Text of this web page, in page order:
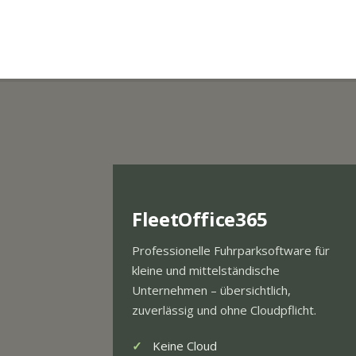
FleetOffice365
Professionelle Fuhrparksoftware für
kleine und mittelständische
Unternehmen – übersichtlich,
zuverlässig und ohne Cloudpflicht.
Keine Cloud